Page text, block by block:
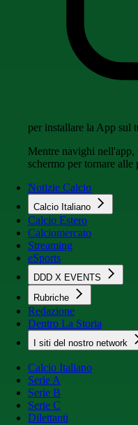
per installare la App sul
Mentre navighi nell'app,
schermo per tornare alle
Notizie Calcio
Calcio Italiano
Calcio Estero
Calciomercato
Streaming
eSports
DDD X EVENTS
Rubriche
Redazione
Dentro La Storia
I siti del nostro network
Calcio Italiano
Serie A
Serie B
Serie C
Dilettanti